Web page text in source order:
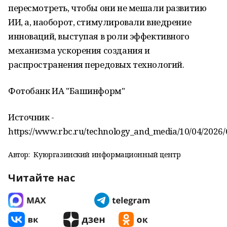
пересмотреть, чтобы они не мешали развитию
ИИ, а, наоборот, стимулировали внедрение
инноваций, выступая в роли эффективного
механизма ускорения создания и
распространения передовых технологий.
Фотобанк ИА "Башинформ"
Источник -
https://www.rbc.ru/technology_and_media/10/04/
Автор: Куюргазинский информационный центр
Читайте нас